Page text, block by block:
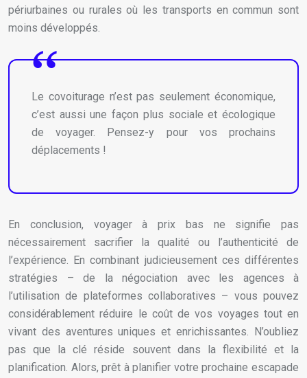
périurbaines ou rurales où les transports en commun sont
moins développés.
Le covoiturage n’est pas seulement économique,
c’est aussi une façon plus sociale et écologique
de voyager. Pensez-y pour vos prochains
déplacements !
En conclusion, voyager à prix bas ne signifie pas
nécessairement sacrifier la qualité ou l’authenticité de
l’expérience. En combinant judicieusement ces différentes
stratégies – de la négociation avec les agences à
l’utilisation de plateformes collaboratives – vous pouvez
considérablement réduire le coût de vos voyages tout en
vivant des aventures uniques et enrichissantes. N’oubliez
pas que la clé réside souvent dans la flexibilité et la
planification. Alors, prêt à planifier votre prochaine escapade